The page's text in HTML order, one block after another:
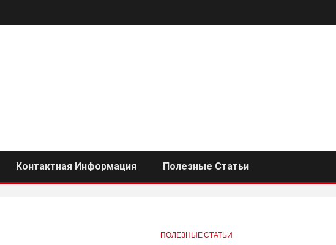
Контактная Информация Полезные Статьи
ПОЛЕЗНЫЕ СТАТЬИ